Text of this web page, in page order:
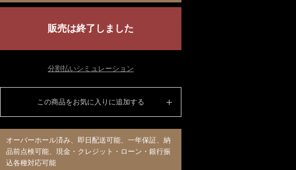
販売は終了しました
分割払いシミュレーション
この商品をお気に入りに追加する
オーバーホール済み、即日配送可能、一年保証、納
品前点検可能、現金・クレジット・ローン・銀行振
込各種対応可能